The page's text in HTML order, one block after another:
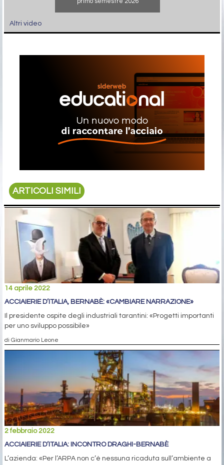
Altri video
ARTICOLI SIMILI
14 aprile 2022
ACCIAIERIE D’ITALIA, BERNABÈ: «CAMBIARE NARRAZIONE»
Il presidente ospite degli industriali tarantini: «Progetti importanti
per uno sviluppo possibile»
di Gianmario Leone
2 febbraio 2022
ACCIAIERIE D’ITALIA: INCONTRO DRAGHI-BERNABÈ
L’azienda: «Per l’ARPA non c’è nessuna ricaduta sull’ambiente a